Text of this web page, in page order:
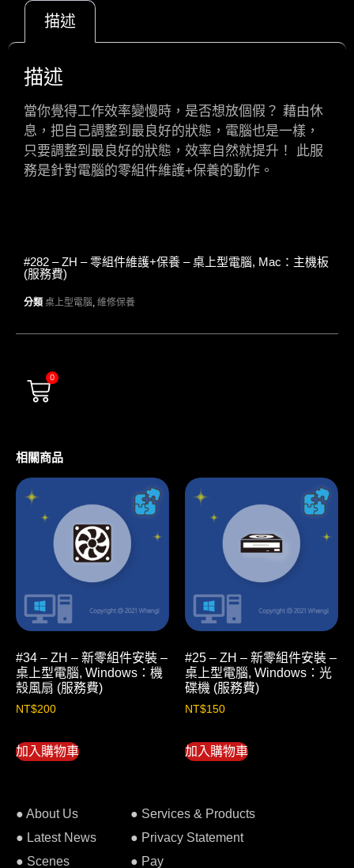
描述
描述
當你覺得工作效率變慢時，是否想放個假？ 藉由休
息，把自己調整到最良好的狀態，電腦也是一樣，
只要調整到最良好的狀態，效率自然就提升！ 此服
務是針對電腦的零組件維護+保養的動作。
#282 – ZH – 零組件維護+保養 – 桌上型電腦, Mac：主機板
(服務費)
分類 桌上型電腦 維修保養
0
相關商品
#34 – ZH – 新零組件安裝 –
桌上型電腦, Windows：機
殼風扇 (服務費)
NT$200
加入購物車
#25 – ZH – 新零組件安裝 –
桌上型電腦, Windows：光
碟機 (服務費)
NT$150
加入購物車
● About Us
● Latest News
● Scenes
● Services & Products
● Privacy Statement
● Pay